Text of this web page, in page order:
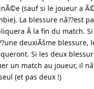
(sauf si le joueur a
La blessure nâ??est
Ã la fin du match.
deuxiÃšme blessure,
Si les deux
un match au joueur, il
(et pas deux !)